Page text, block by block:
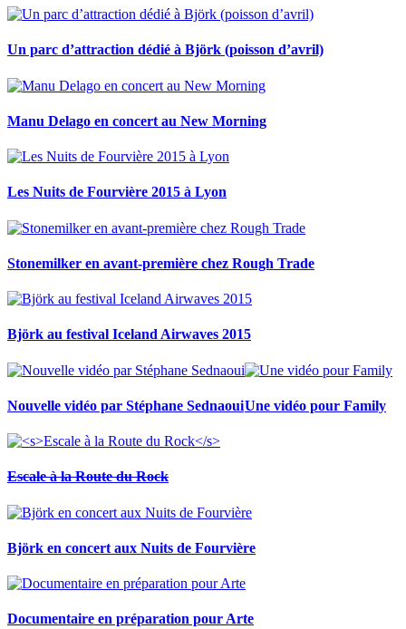
Un parc d’attraction dédié à Björk (poisson d’avril)
Manu Delago en concert au New Morning
Les Nuits de Fourvière 2015 à Lyon
Stonemilker en avant-première chez Rough Trade
Björk au festival Iceland Airwaves 2015
Nouvelle vidéo par Stéphane SednaouiUne vidéo pour Family
Escale à la Route du Rock
Björk en concert aux Nuits de Fourvière
Documentaire en préparation pour Arte